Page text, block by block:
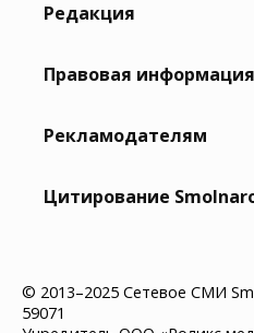
Редакция
Правовая информация
Рекламодателям
Цитирование
© 2013–2025 Сетевое СМИ
59071